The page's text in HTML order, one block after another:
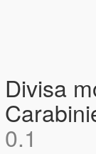
Divisa
0.1